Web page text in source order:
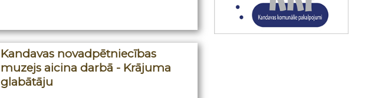
Kandavas novadpētniecības
muzejs aicina darbā - Krājuma
glabātāju